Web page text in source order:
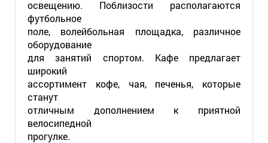
освещению. Поблизости располагаются
футбольное
поле, волейбольная площадка, различное
оборудование
для занятий спортом. Кафе предлагает
широкий
ассортимент кофе, чая, печенья, которые
станут
отличным дополнением к приятной
велосипедной
прогулке.